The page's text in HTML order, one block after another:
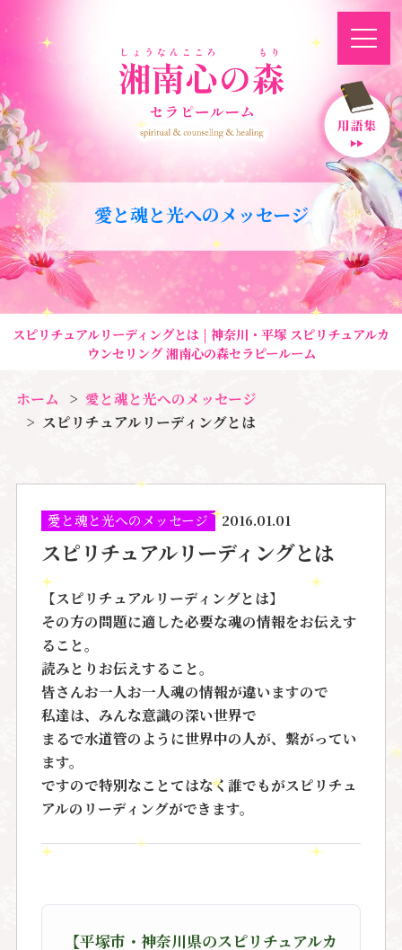
愛と魂と光へのメッセージ
スピリチュアルリーディングとは | 神奈川・平塚 スピリチュアルカ
ウンセリング 湘南心の森セラピールーム
ホーム
愛と魂と光へのメッセージ
スピリチュアルリーディングとは
愛と魂と光へのメッセージ 2016.01.01
スピリチュアルリーディングとは
【スピリチュアルリーディングとは】
その方の問題に適した必要な魂の情報をお伝えす
ること。
読みとりお伝えすること。
皆さんお一人お一人魂の情報が違いますので
私達は、みんな意識の深い世界で
まるで水道管のように世界中の人が、繋がってい
ます。
ですので特別なことてはなく誰でもがスピリチュ
アルのリーディングができます。
【平塚市・神奈川県のスピリチュアルカ